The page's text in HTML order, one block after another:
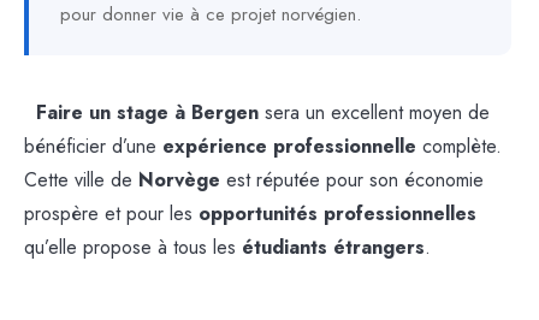
pour donner vie à ce projet norvégien.
Faire un stage à Bergen sera un excellent moyen de
bénéficier d’une expérience professionnelle complète.
Cette ville de Norvège est réputée pour son économie
prospère et pour les opportunités professionnelles
qu’elle propose à tous les étudiants étrangers.